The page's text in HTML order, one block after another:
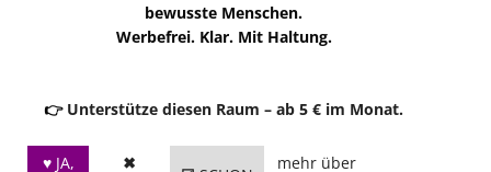
SOZIALE MEDIEN
YouTube
LinkedIn
bewusste Menschen.
Werbefrei. Klar. Mit Haltung.
👉 Unterstütze diesen Raum – ab 5 € im Monat.
♥ JA, ✖ mehr über